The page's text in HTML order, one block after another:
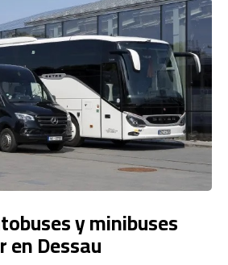
y minibuses
en Dessau